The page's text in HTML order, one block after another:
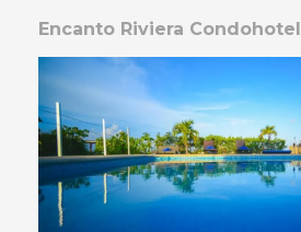
Encanto Riviera Condohotel